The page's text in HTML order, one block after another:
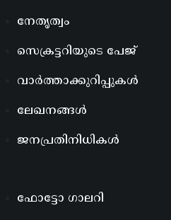
നേതൃത്വം
സെക്രട്ടറിയുടെ പേജ്
വാർത്താക്കുറിപ്പുകൾ
ലേഖനങ്ങൾ
ജനപ്രതിനിധികൾ
ഫോട്ടോ ഗാലറി